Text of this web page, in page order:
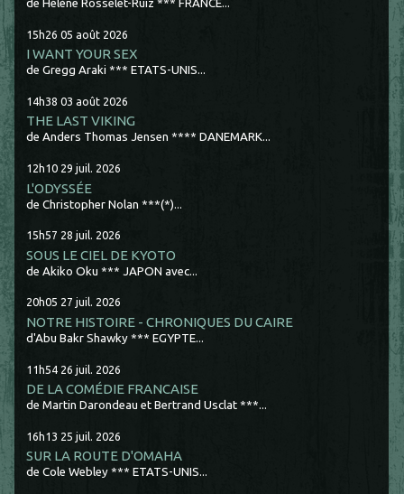
de Hélène Rosselet-Ruiz *** FRANCE...
15h26 05 août 2026
I WANT YOUR SEX
de Gregg Araki *** ETATS-UNIS...
14h38 03 août 2026
THE LAST VIKING
de Anders Thomas Jensen **** DANEMARK...
12h10 29 juil. 2026
L'ODYSSÉE
de Christopher Nolan ***(*)...
15h57 28 juil. 2026
SOUS LE CIEL DE KYOTO
de Akiko Oku *** JAPON avec...
20h05 27 juil. 2026
NOTRE HISTOIRE - CHRONIQUES DU CAIRE
d'Abu Bakr Shawky *** EGYPTE...
11h54 26 juil. 2026
DE LA COMÉDIE FRANCAISE
de Martin Darondeau et Bertrand Usclat ***...
16h13 25 juil. 2026
SUR LA ROUTE D'OMAHA
de Cole Webley *** ETATS-UNIS...